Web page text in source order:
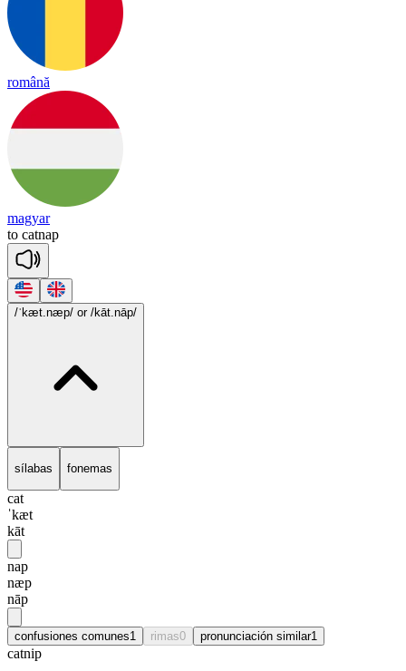
română
magyar
to catnap
/ˈkæt.næp/ or /kāt.nāp/
sílabas fonemas
cat
ˈkæt
kāt
nap
næp
nāp
confusiones comunes1 rimas0 pronunciación similar1
catnip